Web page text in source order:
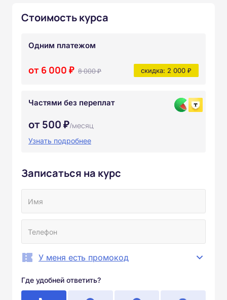
Стоимость курса
Одним платежом
от 6 000 ₽ 8 000 ₽ скидка: 2 000 ₽
Частями без переплат
от 500 ₽/месяц
Узнать подробнее
Записаться на курс
У меня есть промокод
Где удобней ответить?